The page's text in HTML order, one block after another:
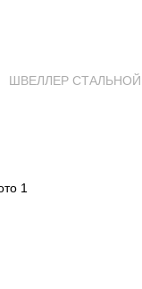
ШВЕЛЛЕР СТАЛЬНОЙ